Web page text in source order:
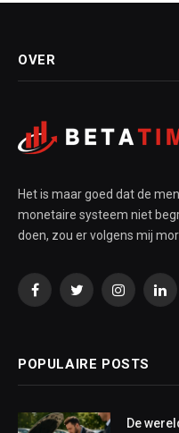
OVER
Het is maar goed dat de
monetaire systeem niet
doen, zou er volgens mij
FacebookTwitterInstagram
POPULAIRE POSTS
De